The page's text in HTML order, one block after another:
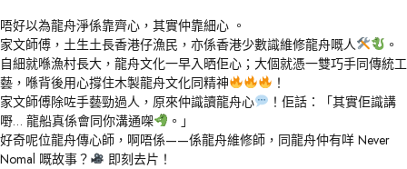
唔好以為龍舟淨係靠齊心，其實仲靠細心 。
家文師傅，土生土長香港仔漁民，亦係香港少數識維修龍舟嘅人
。
自細就喺漁村長大，龍舟文化一早入晒佢心；大個就憑一雙巧手同傳統工
藝，喺背後用心撐住木製龍舟文化同精神
！
家文師傅除咗手藝勁過人，原來仲識讀龍舟心
！佢話：「其實佢識講
嘢… 龍船真係會同你溝通㗎
。」
好奇呢位龍舟傳心師，啊唔係——係龍舟維修師，同龍舟仲有咩 Never
Nomal 嘅故事？
即刻去片！